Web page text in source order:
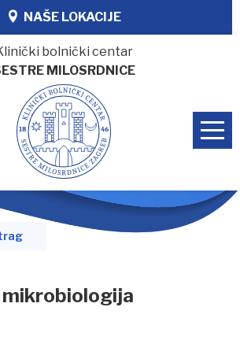
NAŠE LOKACIJE
bolnički centar
MILOSRDNICE